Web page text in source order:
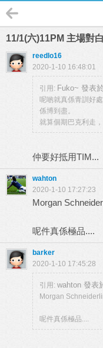
11/1(六)11PM 主場對
reedlo16
2020-1-10 16:48:01
引用: Fuko~ 發表
呢啲就真係青訓好
係博到盡。
就算個期巴克利走
仲要好抵用TIM...
wahton
2020-1-10 17:27:23
Morgan
呢件真係極品....
barker
2020-1-10 17:45:28
引用: wahton 發表
Morgan
呢件真係極品....